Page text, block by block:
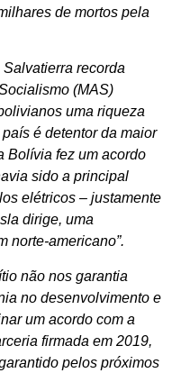
de mortos pela
recorda
(MAS)
uma riqueza
é detentor da maior
Bolívia fez um acordo
sido a principal
elétricos – justamente
dirige, uma
norte-americano”.
não nos garantia
no desenvolvimento e
um acordo com a
firmada em 2019,
pelos próximos